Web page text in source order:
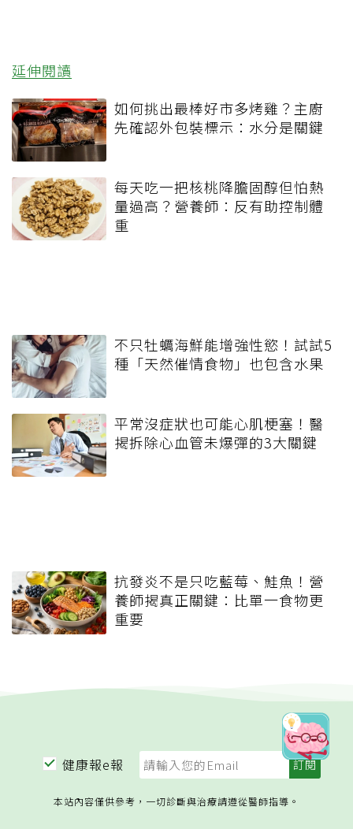
延伸閱讀
如何挑出最棒好市多烤雞？主廚
先確認外包裝標示：水分是關鍵
每天吃一把核桃降膽固醇但怕熱
量過高？營養師：反有助控制體
重
不只牡蠣海鮮能增強性慾！試試5
種「天然催情食物」也包含水果
平常沒症狀也可能心肌梗塞！醫
揭拆除心血管未爆彈的3大關鍵
抗發炎不是只吃藍莓、鮭魚！營
養師揭真正關鍵：比單一食物更
重要
健康報e報
本站內容僅供參考，一切診斷與治療請遵從醫師指導。